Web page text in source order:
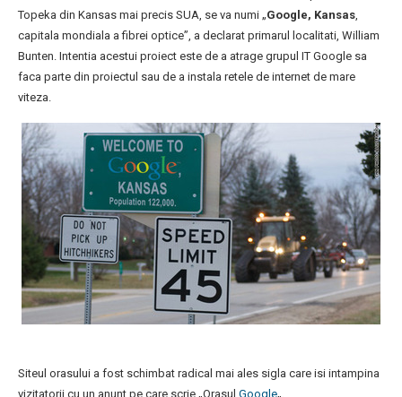
Topeka din Kansas mai precis SUA, se va numi „Google, Kansas,
capitala mondiala a fibrei optice”, a declarat primarul localitati, William
Bunten. Intentia acestui proiect este de a atrage grupul IT Google sa
faca parte din proiectul sau de a instala retele de internet de mare
viteza.
Siteul orasului a fost schimbat radical mai ales sigla care isi intampina
vizitatorii cu un anunt pe care scrie „Orasul Google„.